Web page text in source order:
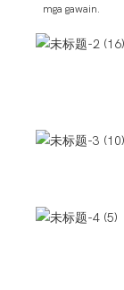
mga gawain.